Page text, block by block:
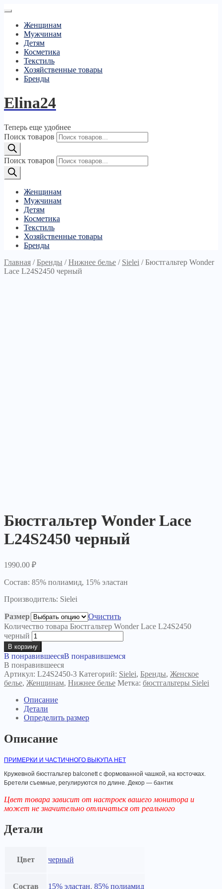
Женщинам
Мужчинам
Детям
Косметика
Текстиль
Хозяйственные товары
Бренды
Elina24
Теперь еще удобнее
Поиск товаров
Поиск товаров
Женщинам
Мужчинам
Детям
Косметика
Текстиль
Хозяйственные товары
Бренды
Главная /Бренды /Нижнее белье / Sielei /Бюстгальтер Wonder
Lace L24S2450 черный
Бюстгальтер Wonder Lace
L24S2450 черный
1990.00 ₽
Состав: 85% полиамид, 15% эластан
Производитель: Sielei
Размер
Очистить
Количество товара Бюстгальтер Wonder Lace L24S2450
черный
В корзину
В понравившеесяВ понравившемся
В понравившееся
Артикул: L24S2450-3 Категорий: Sielei, Бренды, Женское
белье, Женщинам, Нижнее белье Метка: бюстгальтеры Sielei
Описание
Детали
Определить размер
Описание
ПРИМЕРКИ И ЧАСТИЧНОГО ВЫКУПА НЕТ
Кружевной бюстгальтер balconett с формованной чашкой, на косточках.
Бретели съемные, регулируются по длине. Декор — бантик
Цвет товара зависит от настроек вашего монитора и
может не значительно отличаться от реального
Детали
Цвет черный
Состав 15% эластан, 85% полиамид